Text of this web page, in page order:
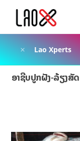
Lao Xperts
ອາຊີບປູກຝັງ-ລ້ຽງສັ